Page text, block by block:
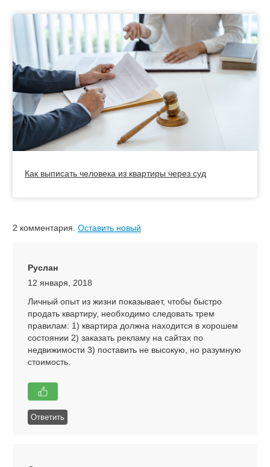
Как выписать человека из квартиры через суд
2 комментария Оставить новый
Руслан
12 января, 2018
Личный опыт из жизни показывает, чтобы быстро
продать квартиру, необходимо следовать трем
правилам: 1) квартира должна находится в хорошем
состоянии 2) заказать рекламу на сайтах по
недвижимости 3) поставить не высокую, но разумную
стоимость.
Ответить